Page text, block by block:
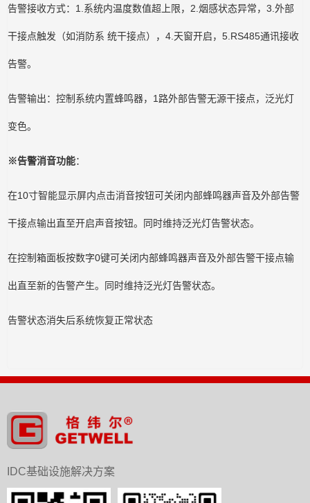
告警接收方式：1.系统内温度数值超上限，2.烟感状态异常，3.外部
干接点触发（如消防系 统干接点），4.天窗开启，5.RS485通讯接收
告警。
告警输出：控制系统内置蜂鸣器，1路外部告警无源干接点，泛光灯
变色。
※告警消音功能：
在10寸智能显示屏内点击消音按钮可关闭内部蜂鸣器声音及外部告警
干接点输出直至开启声音按钮。同时维持泛光灯告警状态。
在控制箱面板按数字0键可关闭内部蜂鸣器声音及外部告警干接点输
出直至新的告警产生。同时维持泛光灯告警状态。
告警状态消失后系统恢复正常状态
IDC基础设施解决方案